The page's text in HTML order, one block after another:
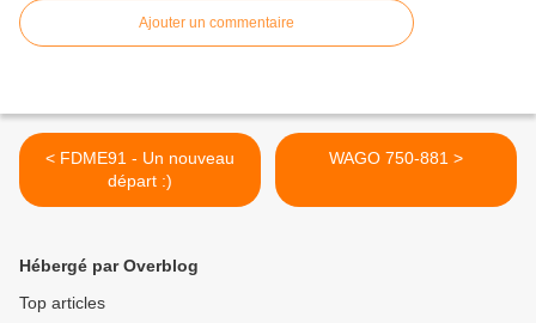
Ajouter un commentaire
< FDME91 - Un nouveau
départ :)
WAGO 750-881 >
Hébergé par Overblog
Top articles